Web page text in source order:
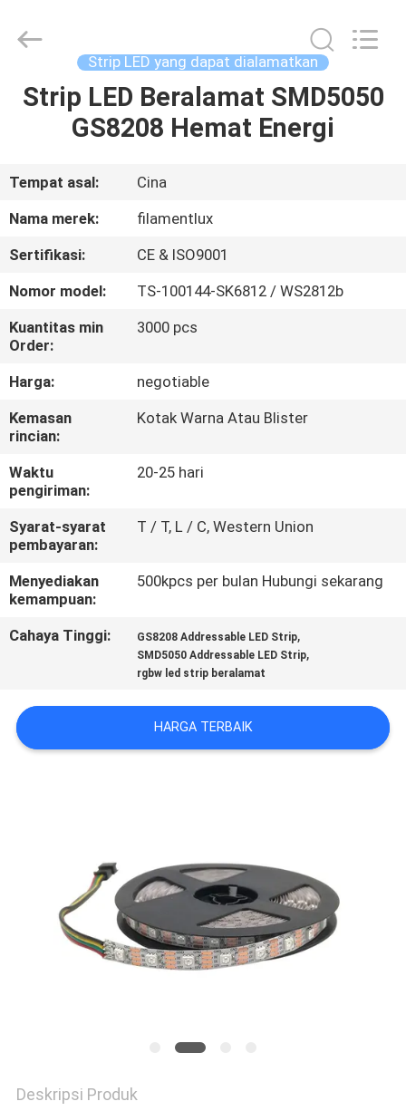
RUMAH
TENTANG
KAMI
TUR
PABRIK
KONTROL
KUALITAS
HUBUNGI
KAMI
PENAWARAN
PRIVACY
POLICY
Technology
Reserved.
Strip LED yang dapat dialamatkan
Strip LED Beralamat SMD5050
GS8208 Hemat Energi
Tempat asal:
Cina
Nama merek:
filamentlux
Sertifikasi:
CE & ISO9001
Nomor model:
TS-100144-SK6812 / WS2812b
Kuantitas min
Order:
3000 pcs
Harga:
negotiable
Kemasan
rincian:
Kotak Warna Atau Blister
Waktu
pengiriman:
20-25 hari
Syarat-syarat
pembayaran:
T / T, L / C, Western Union
Menyediakan
kemampuan:
500kpcs per bulan Hubungi sekarang
Cahaya Tinggi: GS8208 Addressable LED Strip,
SMD5050 Addressable LED Strip,
rgbw led strip beralamat
HARGA TERBAIK
Deskripsi Produk